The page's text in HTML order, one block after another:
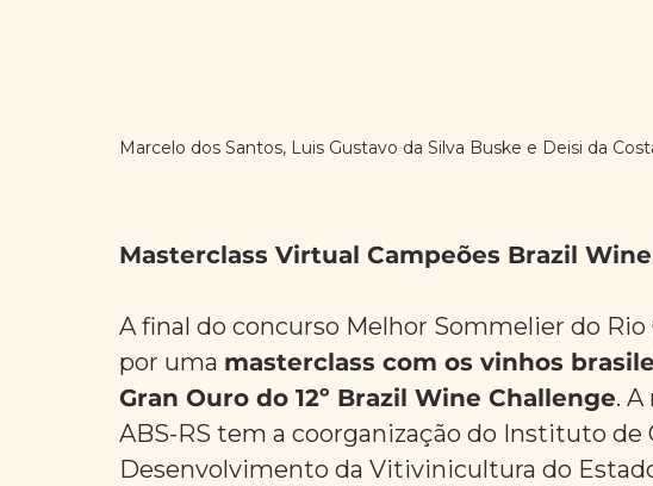
Marcelo dos Santos, Luis Gustavo da Silva Buske e Deisi da
Masterclass Virtual Campeões Brazil
A final do concurso Melhor Sommelier do Rio
por uma masterclass com os vinhos
Gran Ouro do 12º Brazil Wine Challenge.
ABS-RS tem a coorganização do Instituto de
Desenvolvimento da Vitivinicultura do